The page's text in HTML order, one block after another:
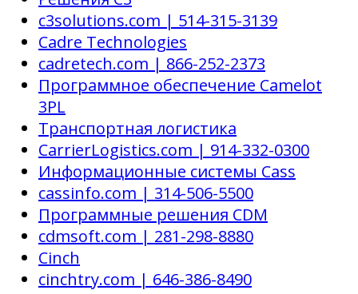
c3solutions.com | 514-315-3139
Cadre Technologies
cadretech.com | 866-252-2373
Программное обеспечение Camelot
3PL
Транспортная логистика
CarrierLogistics.com | 914-332-0300
Информационные системы Cass
cassinfo.com | 314-506-5500
Программные решения CDM
cdmsoft.com | 281-298-8880
Cinch
cinchtry.com | 646-386-8490